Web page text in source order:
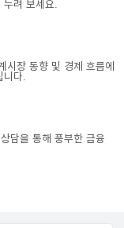
누려 보세요.
시장 동향 및 경제 흐름에
니다.
담을 통해 풍부한 금융